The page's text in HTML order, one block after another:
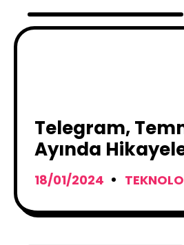
Telegram,
Ayında
Özelliğini Ekliyor
18/01/2024